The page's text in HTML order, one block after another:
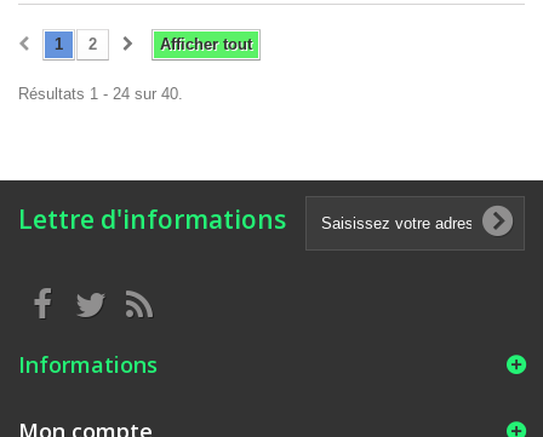
Afficher tout
1 2
Résultats 1 - 24 sur 40.
Lettre d'informations
Informations
Mon compte